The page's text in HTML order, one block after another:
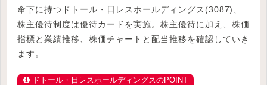
傘下に持つドトール・日レスホールディングス(3087)、
株主優待制度は優待カードを実施。株主優待に加え、株価
指標と業績推移、株価チャートと配当推移を確認していき
ます。
ドトール・日レスホールディングスのPOINT